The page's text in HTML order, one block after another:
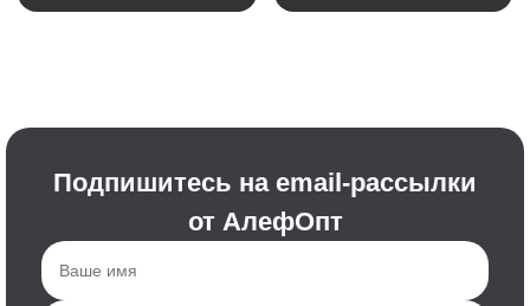
Подпишитесь на email-рассылки
от АлефОпт